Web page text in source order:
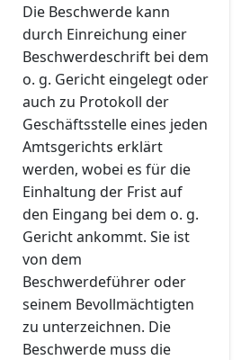
Die Beschwerde kann
durch Einreichung einer
Beschwerdeschrift bei dem
o. g. Gericht eingelegt oder
auch zu Protokoll der
Geschäftsstelle eines jeden
Amtsgerichts erklärt
werden, wobei es für die
Einhaltung der Frist auf
den Eingang bei dem o. g.
Gericht ankommt. Sie ist
von dem
Beschwerdeführer oder
seinem Bevollmächtigten
zu unterzeichnen. Die
Beschwerde muss die